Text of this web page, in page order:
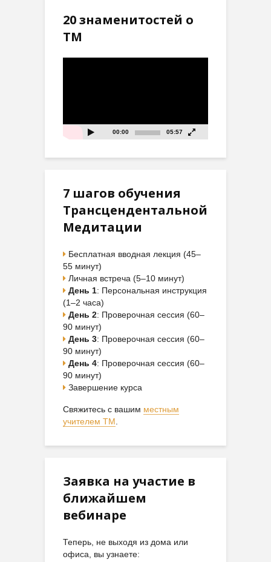
20 знаменитостей о
ТМ
00:00 05:57
7 шагов обучения
Трансцендентальной
Медитации
Бесплатная вводная лекция (45–
55 минут)
Личная встреча (5–10 минут)
День 1: Персональная инструкция
(1–2 часа)
День 2: Проверочная сессия (60–
90 минут)
День 3: Проверочная сессия (60–
90 минут)
День 4: Проверочная сессия (60–
90 минут)
Завершение курса
Свяжитесь с вашим местным
учителем ТМ.
Заявка на участие в
ближайшем
вебинаре
Теперь, не выходя из дома или
офиса, вы узнаете: